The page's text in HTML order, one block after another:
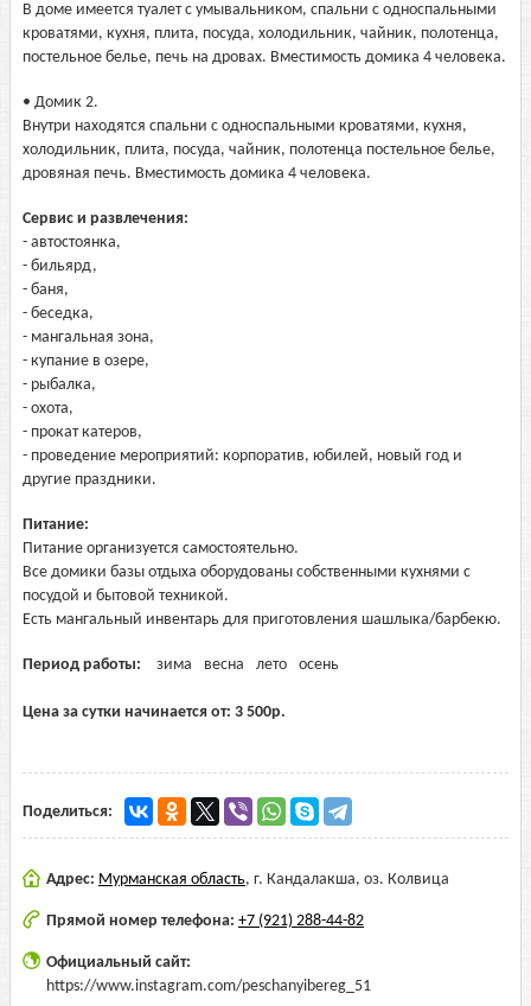
В доме имеется туалет с умывальником, спальни с односпальными
кроватями, кухня, плита, посуда, холодильник, чайник, полотенца,
постельное белье, печь на дровах. Вместимость домика 4 человека.
• Домик 2.
Внутри находятся спальни с односпальными кроватями, кухня,
холодильник, плита, посуда, чайник, полотенца постельное белье,
дровяная печь. Вместимость домика 4 человека.
Сервис и развлечения:
- автостоянка,
- бильярд,
- баня,
- беседка,
- мангальная зона,
- купание в озере,
- рыбалка,
- охота,
- прокат катеров,
- проведение мероприятий: корпоратив, юбилей, новый год и
другие праздники.
Питание:
Питание организуется самостоятельно.
Все домики базы отдыха оборудованы собственными кухнями с
посудой и бытовой техникой.
Есть мангальный инвентарь для приготовления шашлыка/барбекю.
Период работы: зима весна лето осень
Цена за сутки начинается от: 3 500р.
Поделиться:
Адрес: Мурманская область, г. Кандалакша, оз. Колвица
Прямой номер телефона: +7 (921) 288-44-82
Официальный сайт:
https://www.instagram.com/peschanyibereg_51